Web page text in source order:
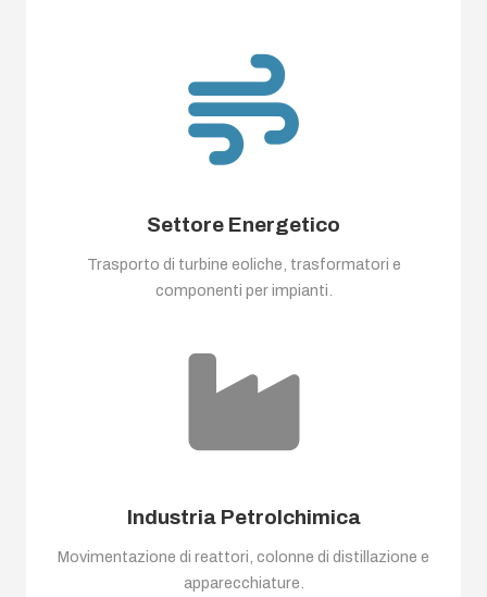
Settore Energetico
Trasporto di turbine eoliche, trasformatori e
componenti per impianti.
Industria Petrolchimica
Movimentazione di reattori, colonne di distillazione e
apparecchiature.